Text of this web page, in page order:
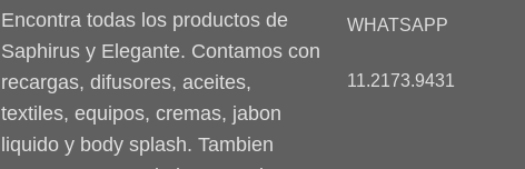
Encontra todas los productos de
Saphirus y Elegante. Contamos con
recargas, difusores, aceites,
textiles, equipos, cremas, jabon
liquido y body splash. Tambien
WHATSAPP
11.2173.9431